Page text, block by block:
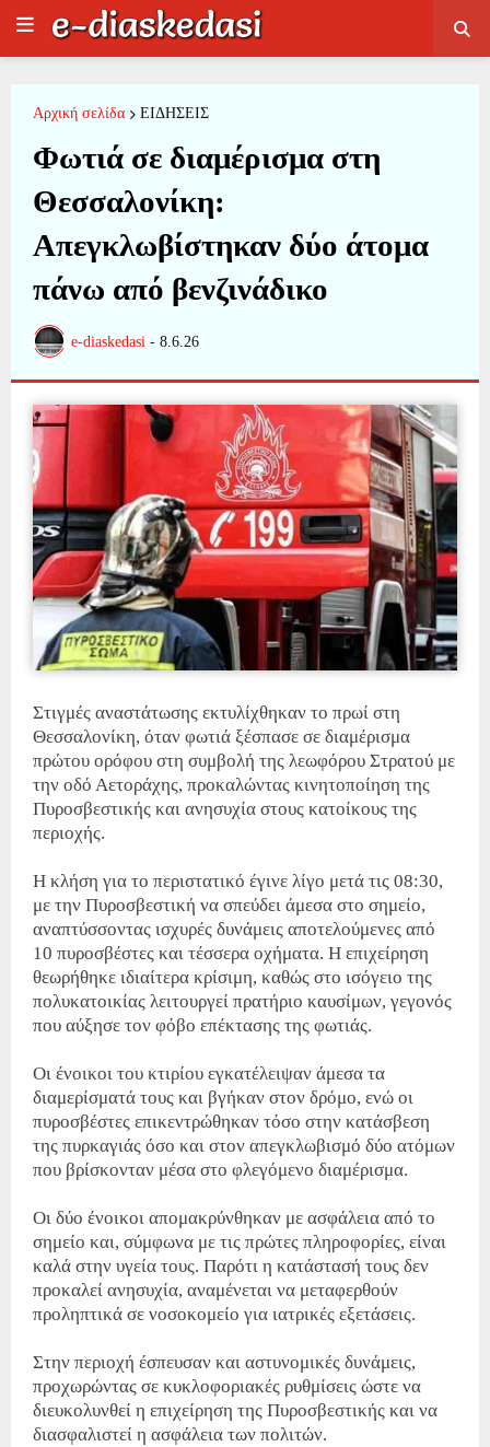
Αρχική σελίδα ΕΙΔΗΣΕΙΣ
Φωτιά σε διαμέρισμα στη
Θεσσαλονίκη:
Απεγκλωβίστηκαν δύο άτομα
πάνω από βενζινάδικο
e-diaskedasi - 8.6.26
Στιγμές αναστάτωσης εκτυλίχθηκαν το πρωί στη
Θεσσαλονίκη, όταν φωτιά ξέσπασε σε διαμέρισμα
πρώτου ορόφου στη συμβολή της λεωφόρου Στρατού με
την οδό Αετοράχης, προκαλώντας κινητοποίηση της
Πυροσβεστικής και ανησυχία στους κατοίκους της
περιοχής.
Η κλήση για το περιστατικό έγινε λίγο μετά τις 08:30,
με την Πυροσβεστική να σπεύδει άμεσα στο σημείο,
αναπτύσσοντας ισχυρές δυνάμεις αποτελούμενες από
10 πυροσβέστες και τέσσερα οχήματα. Η επιχείρηση
θεωρήθηκε ιδιαίτερα κρίσιμη, καθώς στο ισόγειο της
πολυκατοικίας λειτουργεί πρατήριο καυσίμων, γεγονός
που αύξησε τον φόβο επέκτασης της φωτιάς.
Οι ένοικοι του κτιρίου εγκατέλειψαν άμεσα τα
διαμερίσματά τους και βγήκαν στον δρόμο, ενώ οι
πυροσβέστες επικεντρώθηκαν τόσο στην κατάσβεση
της πυρκαγιάς όσο και στον απεγκλωβισμό δύο ατόμων
που βρίσκονταν μέσα στο φλεγόμενο διαμέρισμα.
Οι δύο ένοικοι απομακρύνθηκαν με ασφάλεια από το
σημείο και, σύμφωνα με τις πρώτες πληροφορίες, είναι
καλά στην υγεία τους. Παρότι η κατάστασή τους δεν
προκαλεί ανησυχία, αναμένεται να μεταφερθούν
προληπτικά σε νοσοκομείο για ιατρικές εξετάσεις.
Στην περιοχή έσπευσαν και αστυνομικές δυνάμεις,
προχωρώντας σε κυκλοφοριακές ρυθμίσεις ώστε να
διευκολυνθεί η επιχείρηση της Πυροσβεστικής και να
διασφαλιστεί η ασφάλεια των πολιτών.